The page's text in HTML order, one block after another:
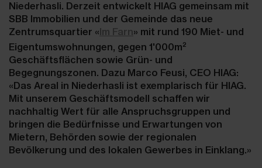
Niederhasli. Derzeit entwickelt HIAG gemeinsam mit
SBB Immobilien und der Gemeinde das neue
Zentrumsquartier «Im Farn» mit rund 190 Miet- und
Eigentumswohnungen, gegen 1'000m2
Geschäftsflächen sowie Grün- und
Begegnungszonen. Dazu Marco Feusi, CEO HIAG:
«Das Areal in Niederhasli ist exemplarisch für HIAG.
Mit unserem Geschäftsmodell schaffen wir
nachhaltig Wert für alle Anspruchsgruppen und
bringen die Bedürfnisse und Erwartungen von
Mietern, Behörden sowie der regionalen
Bevölkerung und des lokalen Gewerbes in Einklang.»